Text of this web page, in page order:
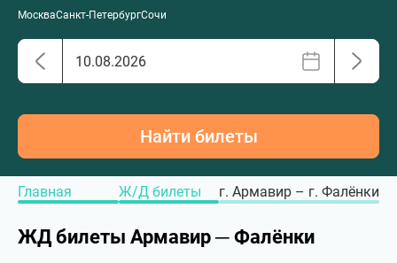
МоскваСанкт-ПетербургСочи
Найти билеты
Главная Ж/Д билеты г. Армавир – г. Фалёнки
ЖД билеты Армавир ─ Фалёнки